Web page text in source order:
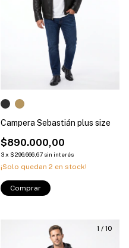
Campera Sebastián plus size
$890.000,00
3x $296.666,67 sin interés
¡Solo quedan 2 en stock!
Comprar
1 / 10